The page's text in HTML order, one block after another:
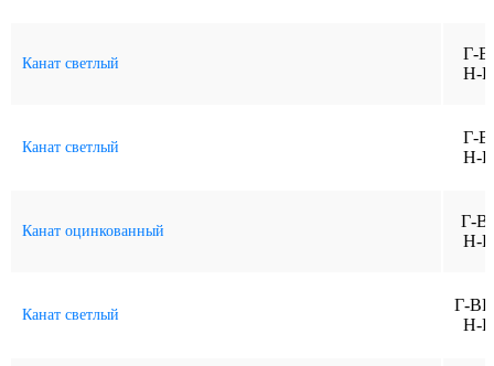
Канат светлый
Г-
Н-
Канат светлый
Г-
Н-
Канат оцинкованный
Г-
Н-
Канат светлый
Г-
Н-